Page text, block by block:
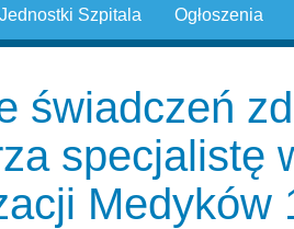
Ogłoszenia
Jednostki Szpitala
świadczeń
specjalistę
Medyków